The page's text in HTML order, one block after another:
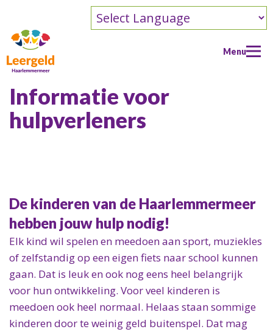
Powered by
Home
Regels voor aanvragen
Zo werkt aanvragen
Na je toekenning
Info over Fashioncheque kledingpas
Info voor hulpverleners
Spark Fest
Doneren
Info voor bedrijven
Programma
Help mee
Hoe kun je helpen?
Als donateur
ANBI
Ons ANBI formulier
Als vrijwilliger
Contact
In contact komen
Over ons
Over ons
Doel en beleid
Nieuws
Menu
Informatie voor
hulpverleners
De kinderen van de Haarlemmermeer
hebben jouw hulp nodig!
Elk kind wil spelen en meedoen aan sport, muziekles
of zelfstandig op een eigen fiets naar school kunnen
gaan. Dat is leuk en ook nog eens heel belangrijk
voor hun ontwikkeling. Voor veel kinderen is
meedoen ook heel normaal. Helaas staan sommige
kinderen door te weinig geld buitenspel. Dat mag